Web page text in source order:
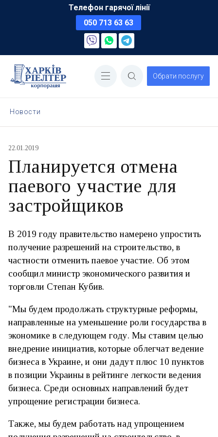
Телефон гарячої лінії
050 713 63 63
Обрати послугу
Новости
22.01.2019
Планируется отмена
паевого участие для
застройщиков
В 2019 году правительство намерено упростить
получение разрешений на строительство, в
частности отменить паевое участие. Об этом
сообщил министр экономического развития и
торговли Степан Кубив.
"Мы будем продолжать структурные реформы,
направленные на уменьшение роли государства в
экономике в следующем году. Мы ставим целью
внедрение инициатив, которые облегчат ведение
бизнеса в Украине, и они дадут плюс 10 пунктов
в позиции Украины в рейтинге легкости ведения
бизнеса. Среди основных направлений будет
упрощение регистрации бизнеса.
Также, мы будем работать над упрощением